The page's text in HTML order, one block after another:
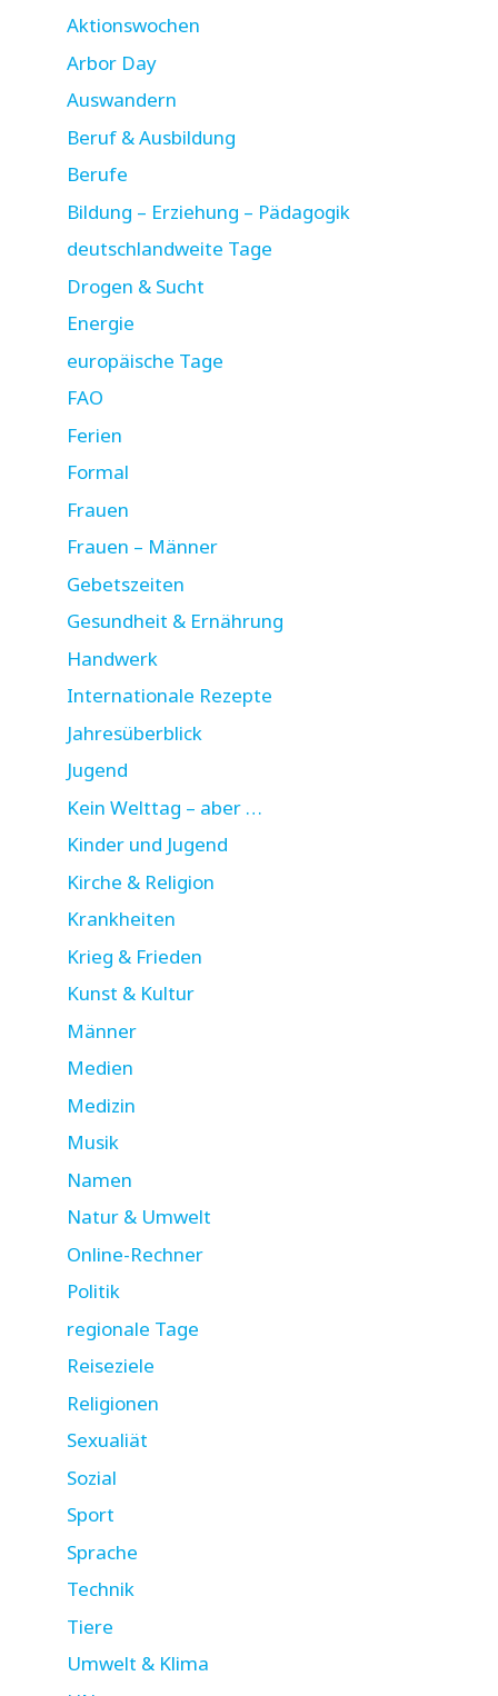
Aktionswochen
Arbor Day
Auswandern
Beruf & Ausbildung
Berufe
Bildung – Erziehung – Pädagogik
deutschlandweite Tage
Drogen & Sucht
Energie
europäische Tage
FAO
Ferien
Formal
Frauen
Frauen – Männer
Gebetszeiten
Gesundheit & Ernährung
Handwerk
Internationale Rezepte
Jahresüberblick
Jugend
Kein Welttag – aber …
Kinder und Jugend
Kirche & Religion
Krankheiten
Krieg & Frieden
Kunst & Kultur
Männer
Medien
Medizin
Musik
Namen
Natur & Umwelt
Online-Rechner
Politik
regionale Tage
Reiseziele
Religionen
Sexualiät
Sozial
Sport
Sprache
Technik
Tiere
Umwelt & Klima